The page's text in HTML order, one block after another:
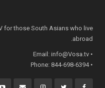
for those South Asians who live
abroad.
• Email:
info@Vosa.tv
• Phone: 844-698-6394